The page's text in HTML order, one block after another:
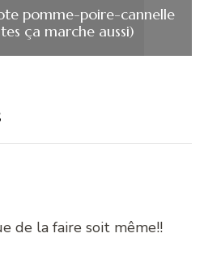
pomme-poire-cannelle
ça marche aussi)
de la faire soit même!!